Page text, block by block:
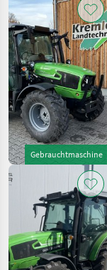
Gebrauchtmaschine